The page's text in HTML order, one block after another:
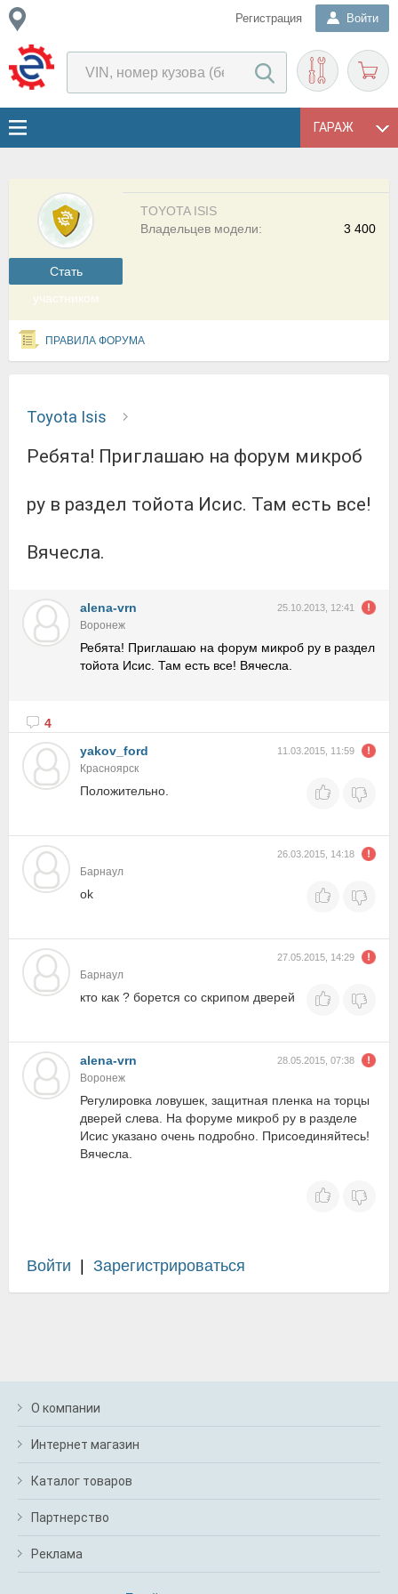
Регистрация Войти
ГАРАЖ
Cтать
участником
TOYOTA ISIS
3 400
Владельцев модели:
ПРАВИЛА ФОРУМА
Toyota Isis
Ребята! Приглашаю на форум микроб
ру в раздел тойота Исис. Там есть все!
Вячесла.
alena-vrn 25.10.2013, 12:41
Воронеж
Ребята! Приглашаю на форум микроб ру в раздел
тойота Исис. Там есть все! Вячесла.
4
yakov_ford
11.03.2015, 11:59
Красноярск
Положительно.
26.03.2015, 14:18
Барнаул
ok
27.05.2015, 14:29
Барнаул
кто как ? борется со скрипом дверей
alena-vrn 28.05.2015, 07:38
Воронеж
Регулировка ловушек, защитная пленка на торцы
дверей слева. На форуме микроб ру в разделе
Исис указано очень подробно. Присоединяйтесь!
Вячесла.
Войти Зарегистрироваться
О компании
Интернет магазин
Каталог товаров
Партнерство
Реклама